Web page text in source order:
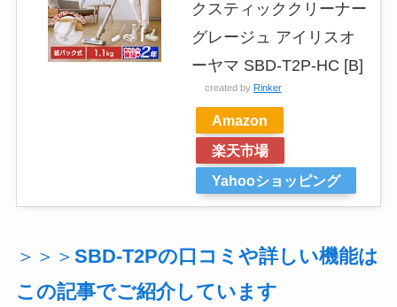
クスティッククリーナー
グレージュ アイリスオ
ーヤマ SBD-T2P-HC [B]
created by Rinker
Amazon
楽天市場
Yahooショッピング
＞＞＞ SBD-T2Pの口コミや詳しい機能は
この記事でご紹介しています